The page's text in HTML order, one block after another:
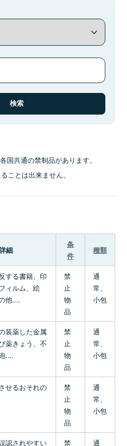
国共通の禁制品があります。
ことは出来ません。
細
条
件
種類
する書籍、印
ィルム、絵
他....
禁
止
物
品
通
常、
小包
装薬した金属
薬きょう、不
....
禁
止
物
品
通
常、
小包
せるおそれの
禁
止
物
品
通
常、
小包
認されやすい 禁 通